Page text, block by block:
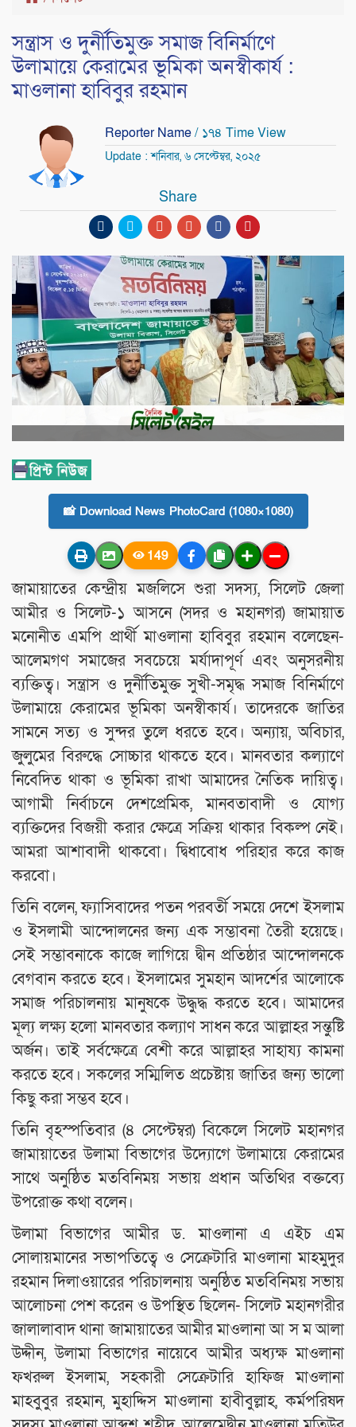
সন্ত্রাস ও দুর্নীতিমুক্ত সমাজ বিনির্মাণে
উলামায়ে কেরামের ভূমিকা অনস্বীকার্য :
মাওলানা হাবিবুর রহমান
Reporter Name/ ১৭৪ Time View
Update : শনিবার, ৬ সেপ্টেম্বর, ২০২৫
Share
📸 Download News PhotoCard (1080×1080)
149
জামায়াতের কেন্দ্রীয় মজলিসে শুরা সদস্য, সিলেট জেলা
আমীর ও সিলেট-১ আসনে (সদর ও মহানগর) জামায়াত
মনোনীত এমপি প্রার্থী মাওলানা হাবিবুর রহমান বলেছেন-
আলেমগণ সমাজের সবচেয়ে মর্যাদাপূর্ণ এবং অনুসরনীয়
ব্যক্তিত্ব। সন্ত্রাস ও দুর্নীতিমুক্ত সুখী-সমৃদ্ধ সমাজ বিনির্মাণে
উলামায়ে কেরামের ভূমিকা অনস্বীকার্য। তাদেরকে জাতির
সামনে সত্য ও সুন্দর তুলে ধরতে হবে। অন্যায়, অবিচার,
জুলুমের বিরুদ্ধে সোচ্চার থাকতে হবে। মানবতার কল্যাণে
নিবেদিত থাকা ও ভূমিকা রাখা আমাদের নৈতিক দায়িত্ব।
আগামী নির্বাচনে দেশপ্রেমিক, মানবতাবাদী ও যোগ্য
ব্যক্তিদের বিজয়ী করার ক্ষেত্রে সক্রিয় থাকার বিকল্প নেই।
আমরা আশাবাদী থাকবো। দ্বিধাবোধ পরিহার করে কাজ
করবো।
তিনি বলেন, ফ্যাসিবাদের পতন পরবর্তী সময়ে দেশে ইসলাম
ও ইসলামী আন্দোলনের জন্য এক সম্ভাবনা তৈরী হয়েছে।
সেই সম্ভাবনাকে কাজে লাগিয়ে দ্বীন প্রতিষ্ঠার আন্দোলনকে
বেগবান করতে হবে। ইসলামের সুমহান আদর্শের আলোকে
সমাজ পরিচালনায় মানুষকে উদ্ধুদ্ধ করতে হবে। আমাদের
মূল্য লক্ষ্য হলো মানবতার কল্যাণ সাধন করে আল্লাহর সন্তুষ্টি
অর্জন। তাই সর্বক্ষেত্রে বেশী করে আল্লাহর সাহায্য কামনা
করতে হবে। সকলের সম্মিলিত প্রচেষ্টায় জাতির জন্য ভালো
কিছু করা সম্ভব হবে।
তিনি বৃহস্পতিবার (৪ সেপ্টেম্বর) বিকেলে সিলেট মহানগর
জামায়াতের উলামা বিভাগের উদ্যোগে উলামায়ে কেরামের
সাথে অনুষ্ঠিত মতবিনিময় সভায় প্রধান অতিথির বক্তব্যে
উপরোক্ত কথা বলেন।
উলামা বিভাগের আমীর ড. মাওলানা এ এইচ এম
সোলায়মানের সভাপতিত্বে ও সেক্রেটারি মাওলানা মাহমুদুর
রহমান দিলাওয়ারের পরিচালনায় অনুষ্ঠিত মতবিনিময় সভায়
আলোচনা পেশ করেন ও উপস্থিত ছিলেন- সিলেট মহানগরীর
জালালাবাদ থানা জামায়াতের আমীর মাওলানা আ স ম আলা
উদ্দীন, উলামা বিভাগের নায়েবে আমীর অধ্যক্ষ মাওলানা
ফখরুল ইসলাম, সহকারী সেক্রেটারি হাফিজ মাওলানা
মাহবুবুর রহমান, মুহাদ্দিস মাওলানা হাবীবুল্লাহ, কর্মপরিষদ